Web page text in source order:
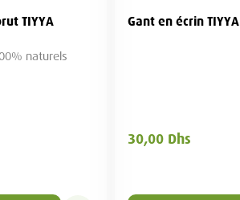
TIYYA
naturels
Gant en écrin TIYYA
30,00 Dhs